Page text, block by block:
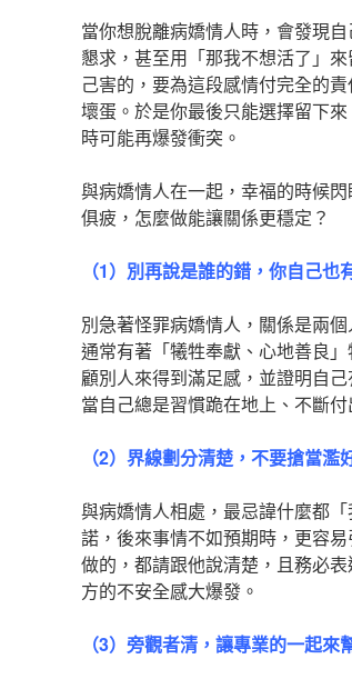
當你想脫離病嬌情人時，會發現
懇求，甚至用「那我不想活了」
己害的，要為這段感情付完全的
壞蛋。於是你最後只能選擇留下
時可能再爆發衝突。
與病嬌情人在一起，幸福的時候
俱疲，怎麼做能讓關係更穩定？
（1） 別再說是誰的錯，你自己也
別急著怪罪病嬌情人，關係是兩
通常有著「犧牲奉獻、心地善良
顧別人來得到滿足感，並證明自
當自己總是習慣跪在地上、不斷
（2） 界線劃分清楚，不要搶當濫
與病嬌情人相處，最忌諱什麼都
諾，後來事情不如預期時，更容
做的，都請跟他說清楚，且務必
方的不安全感大爆發。
（3） 旁觀者清，讓專業的一起來